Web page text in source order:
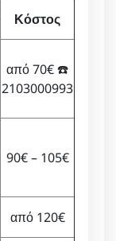
Κόστος
από 70€ ☎️
2103000993
90€ – 105€
από 120€